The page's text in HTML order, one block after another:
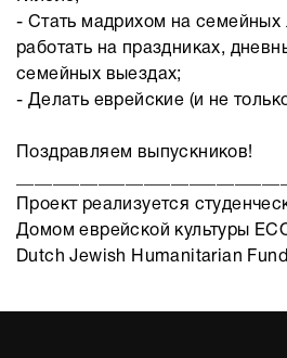
- Стать мадрихом на
работать на праздниках,
семейных выездах;
- Делать еврейские (и не
Поздравляем выпускников!
Проект реализуется
Домом еврейской культуры
Dutch Jewish Humanitarian